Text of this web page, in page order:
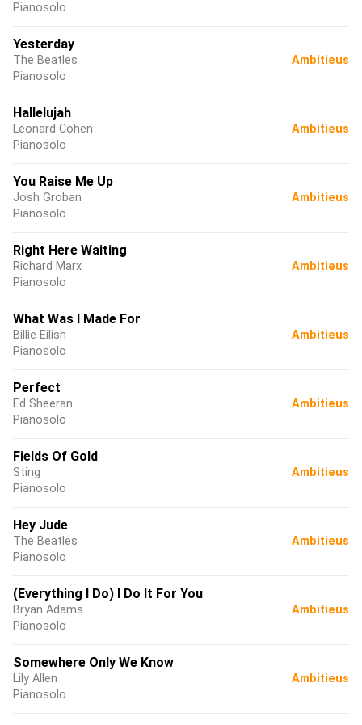
Pianosolo
Yesterday
The Beatles
Pianosolo
Ambitieus
Hallelujah
Leonard Cohen
Pianosolo
Ambitieus
You Raise Me Up
Josh Groban
Pianosolo
Ambitieus
Right Here Waiting
Richard Marx
Pianosolo
Ambitieus
What Was I Made For
Billie Eilish
Pianosolo
Ambitieus
Perfect
Ed Sheeran
Pianosolo
Ambitieus
Fields Of Gold
Sting
Pianosolo
Ambitieus
Hey Jude
The Beatles
Pianosolo
Ambitieus
(Everything I Do) I Do It For You
Bryan Adams
Pianosolo
Ambitieus
Somewhere Only We Know
Lily Allen
Pianosolo
Ambitieus